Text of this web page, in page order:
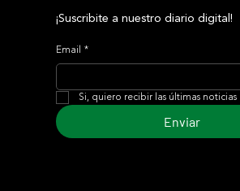
¡Suscribite a nuestro diario digital!
Email *
Si, quiero recibir las últimas noticias
Enviar